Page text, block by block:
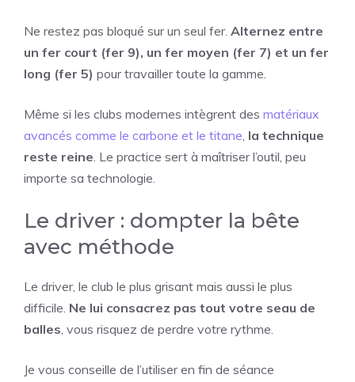
Ne restez pas bloqué sur un seul fer. Alternez entre
un fer court (fer 9), un fer moyen (fer 7) et un fer
long (fer 5) pour travailler toute la gamme.
Même si les clubs modernes intègrent des matériaux
avancés comme le carbone et le titane, la technique
reste reine. Le practice sert à maîtriser l’outil, peu
importe sa technologie.
Le driver : dompter la bête
avec méthode
Le driver, le club le plus grisant mais aussi le plus
difficile. Ne lui consacrez pas tout votre seau de
balles, vous risquez de perdre votre rythme.
Je vous conseille de l’utiliser en fin de séance